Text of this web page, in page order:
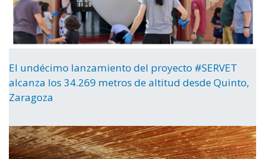
El undécimo lanzamiento del proyecto #SERVET
alcanza los 34.269 metros de altitud desde Quinto,
Zaragoza